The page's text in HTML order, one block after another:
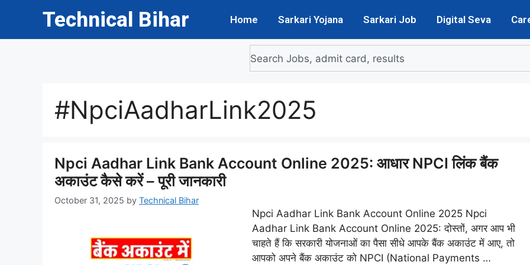
Technical Bihar Home Sarkari Yojana Sarkari Job Digital Seva
#NpciAadharLink2025
Npci Aadhar Link Bank Account Online 2025: आधार NPCI लिंक बैंक
अकाउंट कैसे करें – पूरी जानकारी
October 31, 2025 by Technical Bihar
Npci Aadhar Link Bank Account Online 2025 Npci
Aadhar Link Bank Account Online 2025: दोस्तों, अगर आप भी
चाहते हैं कि सरकारी योजनाओं का पैसा सीधे आपके बैंक अकाउंट में आए, तो
आपको अपने बैंक अकाउंट को NPCI (National Payments …